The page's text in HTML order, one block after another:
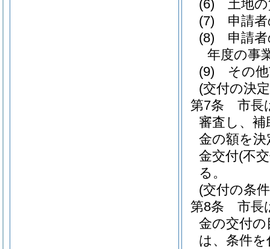
(6)
土地
(7)
申請
(8)
申請
年度の事
(9)
その
(交付の決
第7条
市長
審査し、
金の額を決
金交付(不
る。
(交付の条
第8条
市長
金の交付
は、条件